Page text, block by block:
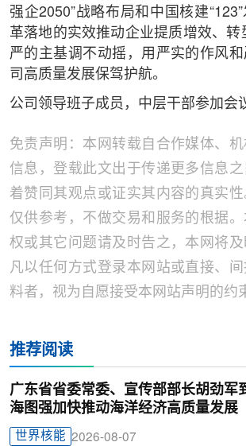
强企2050”战略布局和中国核建
革落地的实效推动企业提质增效、转
严的主基调不动摇，用严实的作风
司高质量发展保驾护航。
公司领导班子成员，中层干部参加会
免责声明：本网转载自合作媒体、
信息，登载此文出于传递更多信息
着赞同其观点或证实其内容的真实
仅供参考，不做交易和服务的根据
权或其它问题请及时告之，本网将及
凡以任何方式登录本网站或直接、
料者，视为自愿接受本网站声明的约
推荐阅读
广东省省委常委、宣传部部长胡劲军
海图强加快推动海洋经济高质量发展
世界核能 2026-08-07